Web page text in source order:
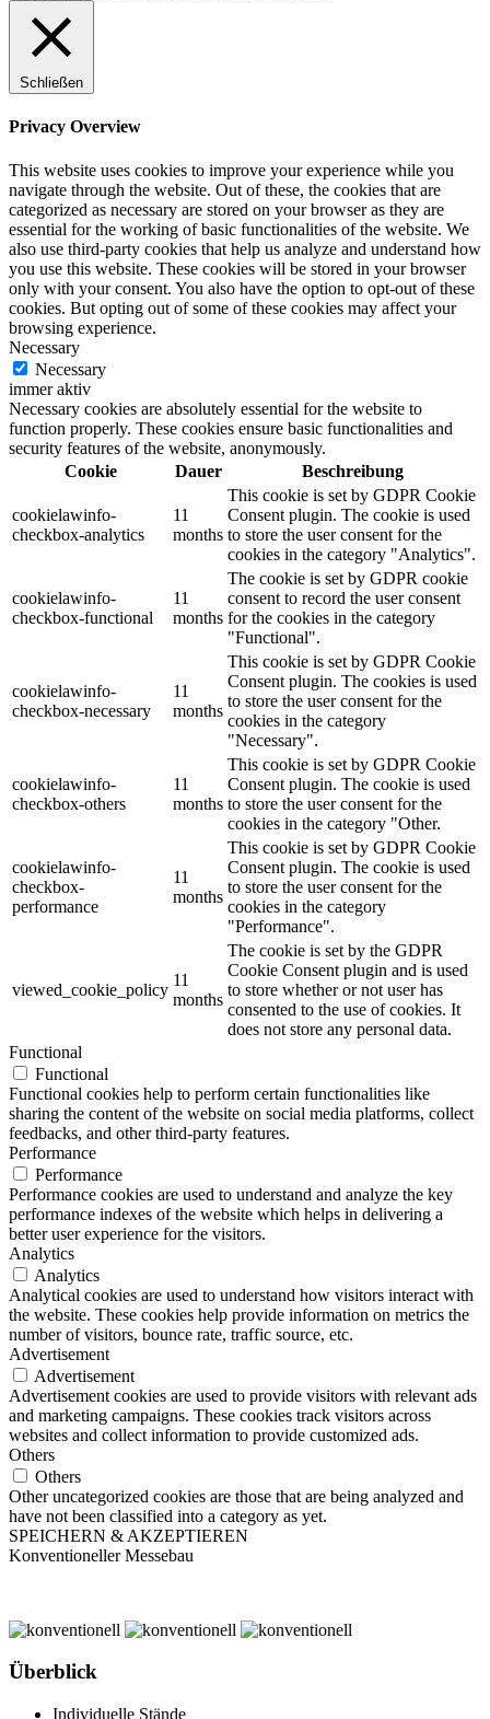
Schließen
Privacy Overview
This website uses cookies to improve your experience while you
navigate through the website. Out of these, the cookies that are
categorized as necessary are stored on your browser as they are
essential for the working of basic functionalities of the website. We
also use third-party cookies that help us analyze and understand how
you use this website. These cookies will be stored in your browser
only with your consent. You also have the option to opt-out of these
cookies. But opting out of some of these cookies may affect your
browsing experience.
Necessary
Necessary
immer aktiv
Necessary cookies are absolutely essential for the website to
function properly. These cookies ensure basic functionalities and
security features of the website, anonymously.
Cookie
Dauer Beschreibung
cookielawinfo-
checkbox-analytics
11
months
This cookie is set by GDPR Cookie
Consent plugin. The cookie is used
to store the user consent for the
cookies in the category "Analytics".
cookielawinfo-
checkbox-functional
11
months
The cookie is set by GDPR cookie
consent to record the user consent
for the cookies in the category
"Functional".
cookielawinfo-
checkbox-necessary
11
months
This cookie is set by GDPR Cookie
Consent plugin. The cookies is used
to store the user consent for the
cookies in the category
"Necessary".
cookielawinfo-
checkbox-others
11
months
This cookie is set by GDPR Cookie
Consent plugin. The cookie is used
to store the user consent for the
cookies in the category "Other.
cookielawinfo-
checkbox-
performance
11
months
This cookie is set by GDPR Cookie
Consent plugin. The cookie is used
to store the user consent for the
cookies in the category
"Performance".
viewed_cookie_policy
11
months
The cookie is set by the GDPR
Cookie Consent plugin and is used
to store whether or not user has
consented to the use of cookies. It
does not store any personal data.
Functional
Functional
Functional cookies help to perform certain functionalities like
sharing the content of the website on social media platforms, collect
feedbacks, and other third-party features.
Performance
Performance
Performance cookies are used to understand and analyze the key
performance indexes of the website which helps in delivering a
better user experience for the visitors.
Analytics
Analytics
Analytical cookies are used to understand how visitors interact with
the website. These cookies help provide information on metrics the
number of visitors, bounce rate, traffic source, etc.
Advertisement
Advertisement
Advertisement cookies are used to provide visitors with relevant ads
and marketing campaigns. These cookies track visitors across
websites and collect information to provide customized ads.
Others
Others
Other uncategorized cookies are those that are being analyzed and
have not been classified into a category as yet.
SPEICHERN & AKZEPTIEREN
Konventioneller Messebau
Überblick
Individuelle Stände